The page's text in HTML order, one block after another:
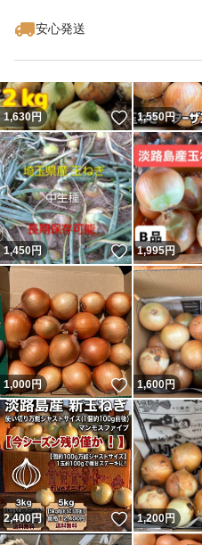
安心発送
1,630円 いいね！
1,550円
1,450円 いいね！
1,995円
1,000円 いいね！
1,600円
2,400円 いいね！
1,200円